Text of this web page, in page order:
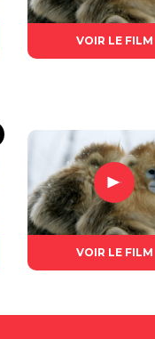
VOIR LE FILM
VOIR LE FILM